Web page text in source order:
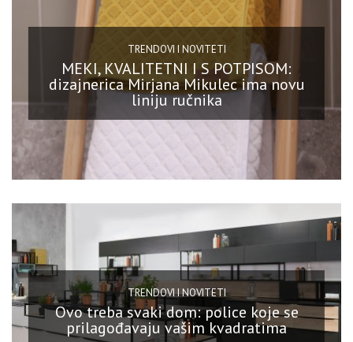
TRENDOVI I NOVITETI
MEKI, KVALITETNI I S POTPISOM:
dizajnerica Mirjana Mikulec ima novu
liniju ručnika
TRENDOVI I NOVITETI
Ovo treba svaki dom: police koje se
prilagođavaju vašim kvadratima